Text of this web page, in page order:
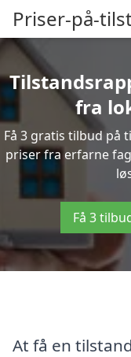
Priser-på-
fra
Få 3 gratis tilbud på
priser fra erfarne
Få 3
At få en